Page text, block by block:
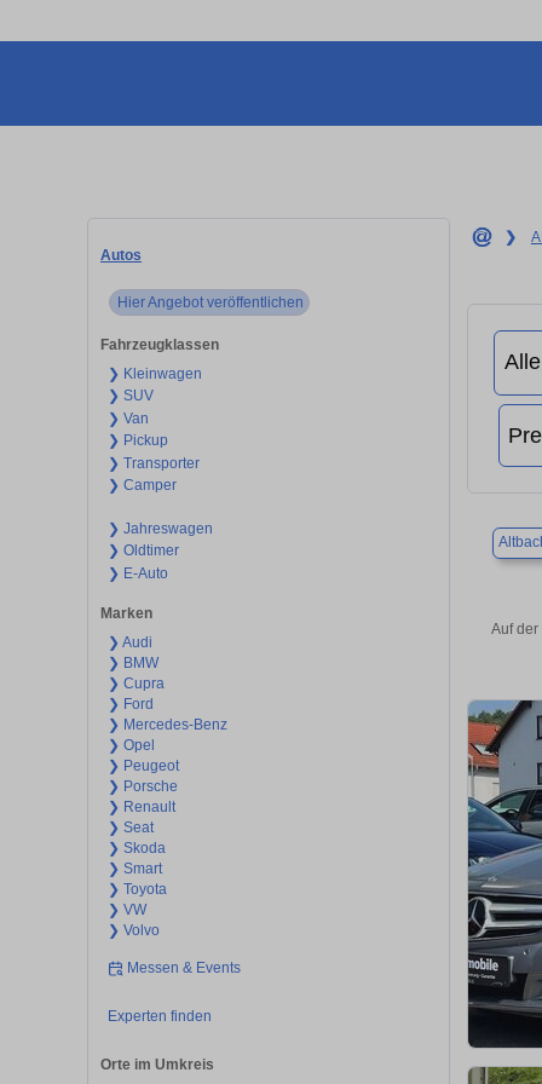
Autos
Hier Angebot veröffentlichen
Fahrzeugklassen
❯ Kleinwagen
❯ SUV
❯ Van
❯ Pickup
❯ Transporter
❯ Camper
❯ Jahreswagen
❯ Oldtimer
❯ E-Auto
Marken
❯ Audi
❯ BMW
❯ Cupra
❯ Ford
❯ Mercedes-Benz
❯ Opel
❯ Peugeot
❯ Porsche
❯ Renault
❯ Seat
❯ Skoda
❯ Smart
❯ Toyota
❯ VW
❯ Volvo
Messen & Events
Experten finden
Orte im Umkreis
❯
Auf